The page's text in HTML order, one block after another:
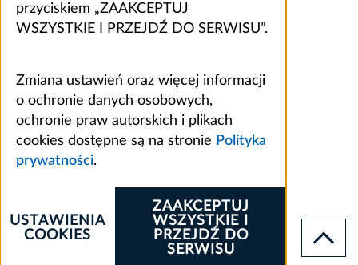
przyciskiem „ZAAKCEPTUJ
WSZYSTKIE I PRZEJDŹ DO SERWISU”.
Zmiana ustawień oraz więcej informacji
o ochronie danych osobowych,
ochronie praw autorskich i plikach
cookies dostępne są na stronie Polityka
prywatności.
ZAAKCEPTUJ
WSZYSTKIE I
PRZEJDŹ DO
SERWISU
USTAWIENIA
COOKIES